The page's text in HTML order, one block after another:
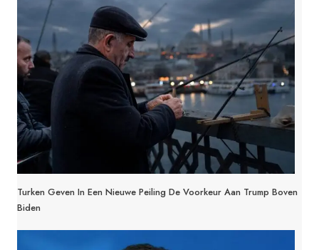
Turken Geven In Een Nieuwe Peiling De Voorkeur Aan Trump Boven
Biden